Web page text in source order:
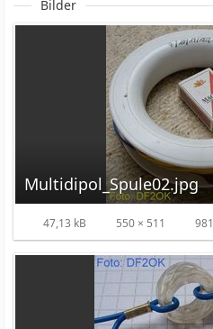
Bilder
Multidipol_Spule02.jpg
47,13 kB 550 × 511 981